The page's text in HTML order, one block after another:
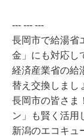
--- --- ---
長岡市で給湯省
金」にも対応し
経済産業省の給
替え交換しまし
長岡市の皆さま
ン」も賢く活用
新潟のエコキュ